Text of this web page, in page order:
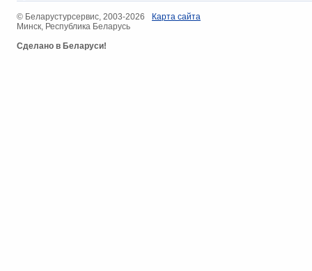
© ​Беларустурсервис, 2003-2026
Минск, Республика Беларусь
Сделано в Беларуси!
Карта сайта